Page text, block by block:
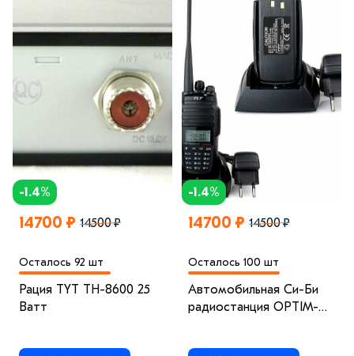
-1.4%
14700 ₽ 14500 ₽
Осталось 92 шт
Рация TYT TH-8600 25
Ватт
-1.4%
14700 ₽ 14500 ₽
Осталось 100 шт
Автомобильная Cи-Би
радиостанция OPTIM-